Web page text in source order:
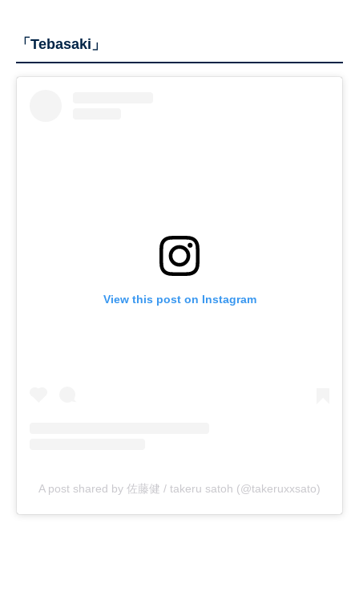
「Tebasaki」
View this post on Instagram
A post shared by 佐藤健 / takeru satoh (@takeruxxsato)